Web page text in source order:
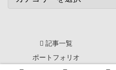
記事一覧
ポートフォリオ